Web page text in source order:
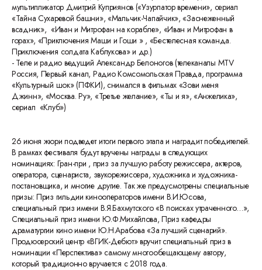
мультипликатор Дмитрий Куприянов («Узурпатор времени», сериал
«Тайна Сухаревой башни», «Мальчик-Чапайчик», «Заснеженный
всадник», «Иван и Митрофан на корабле», «Иван и Митрофан в
горах», «Приключения Маши и Гоши » , «Бестелесная команда.
Приключения солдата Каблукова» и др.)
- Теле и радио ведущий Александр Белоногов (телеканалы MTV
Россия, Первый канал, Радио Комсомольская Правда, программа
«Культурный шок» (ПФКИ), снимался в фильмах «Зови меня
Джинн», «Москва. Ру», «Третье желание», «Ты и я», «Анжелика»,
сериал «Клуб»)
26 июня жюри подведет итоги первого этапа и наградит победителей.
В рамках фестиваля будут вручены награды в следующих
номинациях: Гран-при , приз за лучшую работу режиссера, актеров,
оператора, сценариста, звукорежиссера, художника и художника-
постановщика, и многие другие. Так же предусмотрены специальные
призы: Приз гильдии кинооператоров имени В.И.Юсова,
специальный приз имени В.Я.Бахмутского «В поисках утраченного…»,
Специальный приз имени Ю.Ф.Михайлова, Приз кафедры
драматургии кино имени Ю.Н.Арабова «За лучший сценарий».
Продюсерский центр «ВГИК-Дебют» вручит специальный приз в
номинации «Перспектива» самому многообещающему автору,
который традиционно вручается с 2018 года.